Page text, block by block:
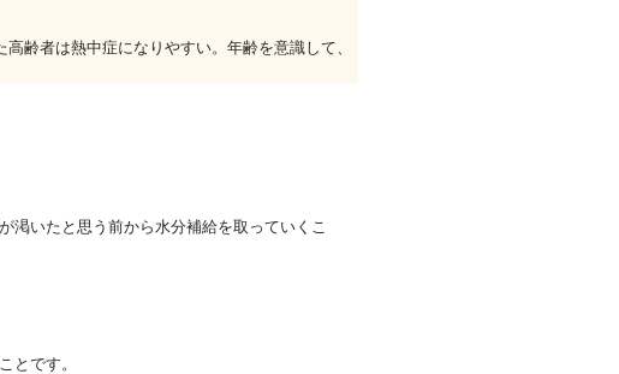
齢者は熱中症になりやすい。年齢を意識して、
渇いたと思う前から水分補給を取っていくこ
とです。